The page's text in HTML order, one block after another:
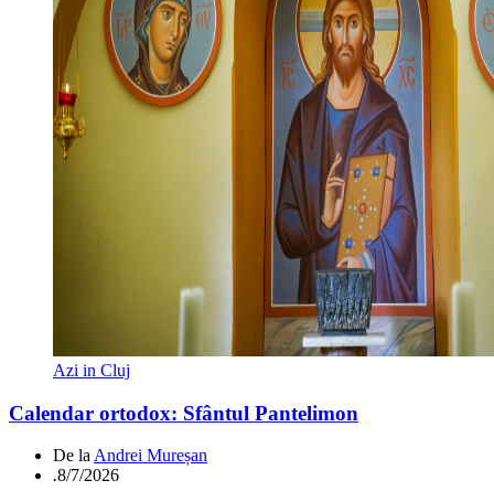
Azi in Cluj
Calendar ortodox: Sfântul Pantelimon
De laAndrei Mureșan
.8/7/2026